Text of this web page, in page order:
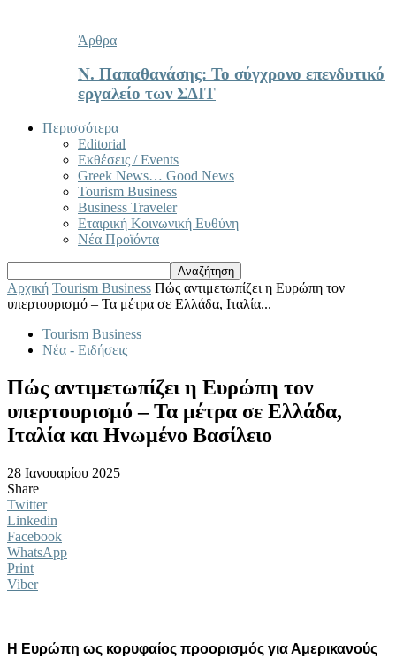
Άρθρα
Ν. Παπαθανάσης: Το σύγχρονο επενδυτικό
εργαλείο των ΣΔΙΤ
Περισσότερα
Editorial
Εκθέσεις / Events
Greek News… Good News
Tourism Business
Business Traveler
Εταιρική Κοινωνική Ευθύνη
Νέα Προϊόντα
Αρχική Tourism Business Πώς αντιμετωπίζει η Ευρώπη τον
υπερτουρισμό – Τα μέτρα σε Ελλάδα, Ιταλία...
Tourism Business
Νέα - Ειδήσεις
Πώς αντιμετωπίζει η Ευρώπη τον
υπερτουρισμό – Τα μέτρα σε Ελλάδα,
Ιταλία και Ηνωμένο Βασίλειο
28 Ιανουαρίου 2025
Share
Twitter
Linkedin
Facebook
WhatsApp
Print
Viber
Η Ευρώπη ως κορυφαίος προορισμός για Αμερικανούς